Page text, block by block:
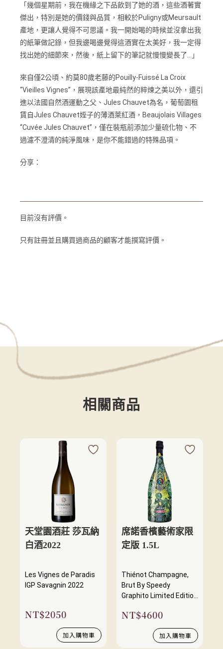
「幾個星期前，我在機緣之下品飲到了她的酒，這些酒著實
傑出，特別是她的價錢與品質，相較於Puligny或Meursault
產地，更讓人覺得不可思議。我一開始喝的時候並沒拿出我
的紙筆做記錄，但我邊喝邊覺得這酒實在太美好，我一定得
找出她的細節來，然後，紙上留下的筆記就慢慢變長了…」
來自僅2公頃、約莫80歲老藤的Pouilly-Fuissé La Croix
“Vieilles Vignes”，展現該產地最純然的粹煉之美以外，還引
進以法國自然酒運動之父、Jules Chauvet為名，葡萄園租
賃自Jules Chauvet姪子的薄酒萊紅酒，Beaujolais Villages
“Cuvée Jules Chauvet”，僅在裝瓶前添加少量硫化物、不
過濾不澄清的純淨風味，是你不能錯過的特殊品項。
分享：
目前沒有評價。
只有註冊並且購買過商品的顧客才能撰寫評價。
相關商品
天堂園酒莊 莎瓦納
白酒2022
Les Vignes de Paradis
IGP Savagnin 2022
NT$2050
加入購物車
席諾香檳藝術家限
定版 1.5L
Thiénot Champagne,
Brut By Speedy
Graphito Limited Edition
NT$4600
加入購物車